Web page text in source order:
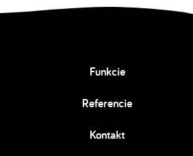
Funkcie
Referencie
Kontakt